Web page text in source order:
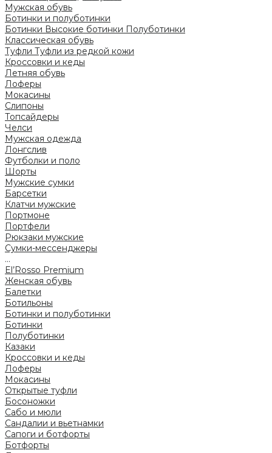
Мужская обувь
Ботинки и полуботинки
Ботинки Высокие ботинки Полуботинки
Классическая обувь
Туфли Туфли из редкой кожи
Кроссовки и кеды
Летняя обувь
Лоферы
Мокасины
Слипоны
Топсайдеры
Челси
Мужская одежда
Лонгслив
Футболки и поло
Шорты
Мужские сумки
Барсетки
Клатчи мужские
Портмоне
Портфели
Рюкзаки мужские
Сумки-мессенджеры
...
El’Rosso Premium
Женская обувь
Балетки
Ботильоны
Ботинки и полуботинки
Ботинки
Полуботинки
Казаки
Кроссовки и кеды
Лоферы
Мокасины
Открытые туфли
Босоножки
Сабо и мюли
Сандалии и вьетнамки
Сапоги и ботфорты
Ботфорты